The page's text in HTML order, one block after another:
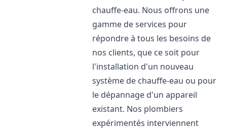
chauffe-eau. Nous offrons une
gamme de services pour
répondre à tous les besoins de
nos clients, que ce soit pour
l'installation d'un nouveau
système de chauffe-eau ou pour
le dépannage d'un appareil
existant. Nos plombiers
expérimentés interviennent